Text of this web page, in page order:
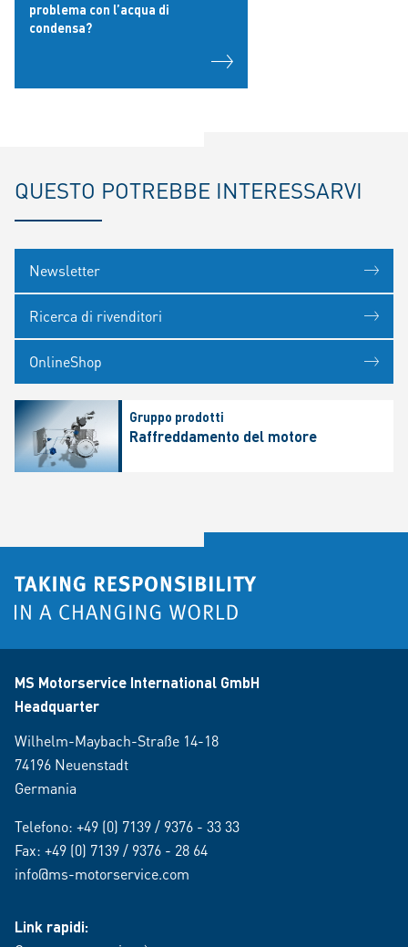
problema con l’acqua di
condensa?
QUESTO POTREBBE INTERESSARVI
Newsletter
Ricerca di rivenditori
OnlineShop
Gruppo prodotti
Raffreddamento del motore
MS Motorservice International GmbH
Headquarter
Wilhelm-Maybach-Straße 14-18
74196 Neuenstadt
Germania
Telefono: +49 (0) 7139 / 9376 - 33 33
Fax: +49 (0) 7139 / 9376 - 28 64
info@ms-motorservice.com
Link rapidi: